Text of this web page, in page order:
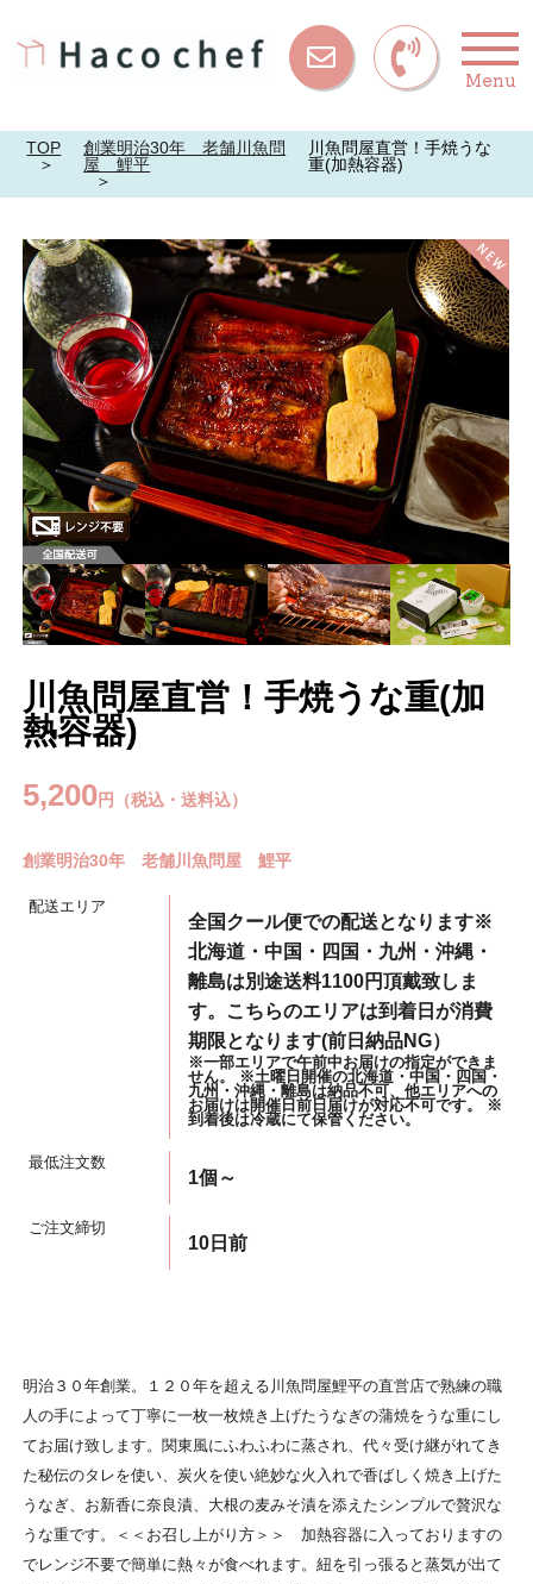
お問い合
Menu
TOP
創業明治30年 老舗川魚問
屋 鯉平
川魚問屋直営！手焼うな
重(加熱容器)
川魚問屋直営！手焼うな重(加
熱容器)
5,200円（税込・送料込）
創業明治30年 老舗川魚問屋 鯉平
配送エリア
全国クール便での配送となります※
北海道・中国・四国・九州・沖縄・
離島は別途送料1100円頂戴致しま
す。こちらのエリアは到着日が消費
期限となります(前日納品NG）
※一部エリアで午前中お届けの指定ができま
せん。 ※土曜日開催の北海道・中国・四国・
九州・沖縄・離島は納品不可、他エリアへの
お届けは開催日前日届けが対応不可です。 ※
到着後は冷蔵にて保管ください。
最低注文数
1個～
ご注文締切
10日前
明治３０年創業。１２０年を超える川魚問屋鯉平の直営店で熟練の職
人の手によって丁寧に一枚一枚焼き上げたうなぎの蒲焼をうな重にし
てお届け致します。関東風にふわふわに蒸され、代々受け継がれてき
た秘伝のタレを使い、炭火を使い絶妙な火入れで香ばしく焼き上げた
うなぎ、お新香に奈良漬、大根の麦みそ漬を添えたシンプルで贅沢な
うな重です。＜＜お召し上がり方＞＞ 加熱容器に入っておりますの
でレンジ不要で簡単に熱々が食べれます。紐を引っ張ると蒸気が出て